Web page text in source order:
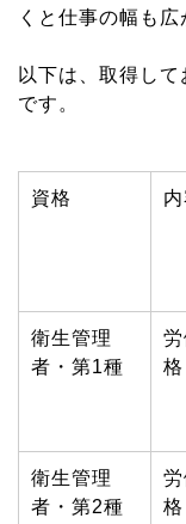
くと仕事の幅も広
以下は、取得し
です。
資格
衛生管理
者・第1種
衛生管理
者・第2種